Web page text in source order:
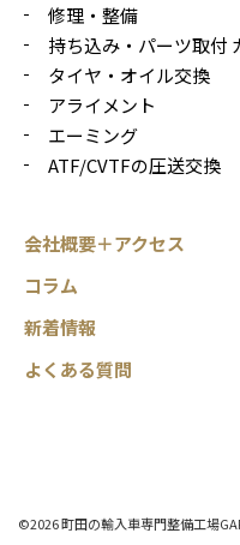
修理・整備
持ち込み・パーツ取付
タイヤ・オイル交換
アライメント
エーミング
ATF/CVTFの圧送交換
会社概要＋アクセス
コラム
新着情報
よくある質問
©2026 町田の輸入車専門整備工場